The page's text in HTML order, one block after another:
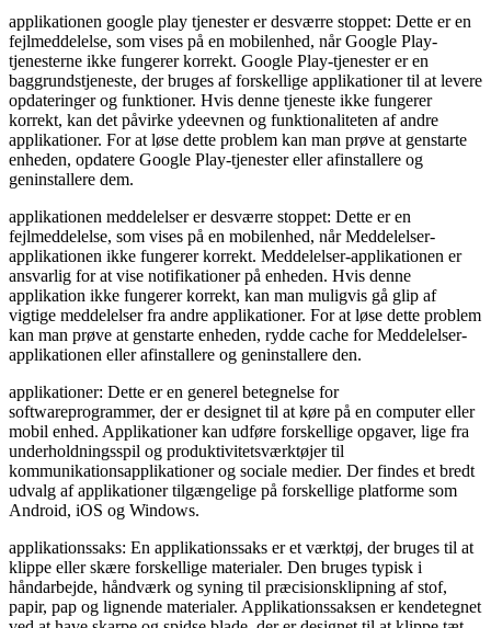
applikationen google play tjenester er desværre stoppet: Dette er en
fejlmeddelelse, som vises på en mobilenhed, når Google Play-
tjenesterne ikke fungerer korrekt. Google Play-tjenester er en
baggrundstjeneste, der bruges af forskellige applikationer til at levere
opdateringer og funktioner. Hvis denne tjeneste ikke fungerer
korrekt, kan det påvirke ydeevnen og funktionaliteten af andre
applikationer. For at løse dette problem kan man prøve at genstarte
enheden, opdatere Google Play-tjenester eller afinstallere og
geninstallere dem.
applikationen meddelelser er desværre stoppet: Dette er en
fejlmeddelelse, som vises på en mobilenhed, når Meddelelser-
applikationen ikke fungerer korrekt. Meddelelser-applikationen er
ansvarlig for at vise notifikationer på enheden. Hvis denne
applikation ikke fungerer korrekt, kan man muligvis gå glip af
vigtige meddelelser fra andre applikationer. For at løse dette problem
kan man prøve at genstarte enheden, rydde cache for Meddelelser-
applikationen eller afinstallere og geninstallere den.
applikationer: Dette er en generel betegnelse for
softwareprogrammer, der er designet til at køre på en computer eller
mobil enhed. Applikationer kan udføre forskellige opgaver, lige fra
underholdningsspil og produktivitetsværktøjer til
kommunikationsapplikationer og sociale medier. Der findes et bredt
udvalg af applikationer tilgængelige på forskellige platforme som
Android, iOS og Windows.
applikationssaks: En applikationssaks er et værktøj, der bruges til at
klippe eller skære forskellige materialer. Den bruges typisk i
håndarbejde, håndværk og syning til præcisionsklipning af stof,
papir, pap og lignende materialer. Applikationssaksen er kendetegnet